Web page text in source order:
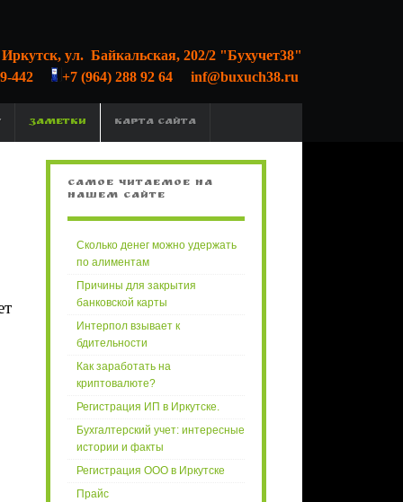
Иркутск, ул. Байкальская, 202/2 "Бухучет38"
442
+7 (964) 288 92 64 inf@buxuch38.ru
ЗАМЕТКИ КАРТА САЙТА
САМОЕ ЧИТАЕМОЕ НА
НАШЕМ САЙТЕ
Сколько денег можно удержать
по алиментам
Причины для закрытия
банковской карты
Интерпол взывает к
бдительности
Как заработать на
криптовалюте?
Регистрация ИП в Иркутске.
Бухгалтерский учет: интересные
истории и факты
Регистрация ООО в Иркутске
Прайс